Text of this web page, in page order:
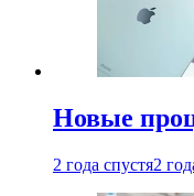
Новые
2 года спустя2